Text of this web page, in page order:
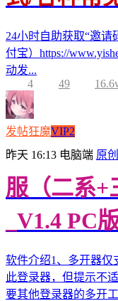
24小时自助获取“邀请
付宝）https://
动发...
4
49
发帖狂魔VIP2
昨天 16:13 电脑端 原
服（二系+
_V1.4 PC
软件介绍1、多开器仅
此登录器，但提示不
要其他登录器的多开